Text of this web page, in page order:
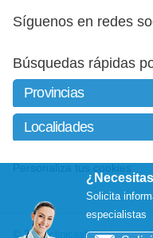
Solicita
especialistas
Síguenos en redes
Búsquedas rápidas
© 2026clinicasfertilidad.com|